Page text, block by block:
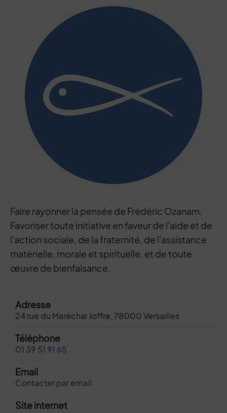
Contenu de la fiche d'annuaire
Faire rayonner la pensée de Frédéric Ozanam.
Favoriser toute initiative en faveur de l'aide et de
l'action sociale, de la fraternité, de l'assistance
matérielle, morale et spirituelle, et de toute
œuvre de bienfaisance.
Adresse
24 rue du Maréchal Joffre, 78000 Versailles
Téléphone
01 39 51 91 65
Email
Contacter par email
Site internet